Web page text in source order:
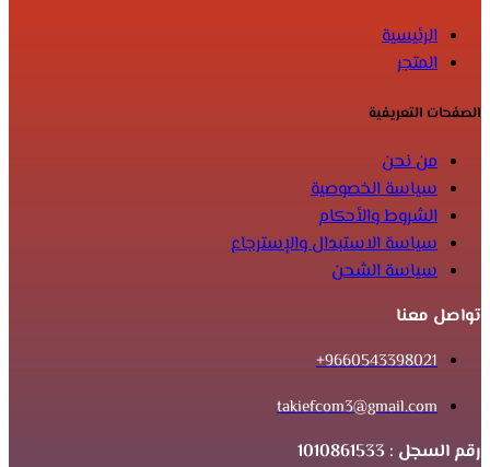
الرئيسية
المتجر
الصفحات التعريفية
من نحن
سياسة الخصوصية
الشروط والأحكام
سياسة الاستبدال والإسترجاع
سياسة الشحن
تواصل معنا
9660543398021+
takiefcom3@gmail.com
رقم السجل : 1010861533